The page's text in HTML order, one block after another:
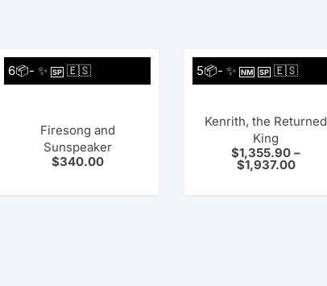
6📦- ✨ SP 🇪🇸
Firesong and
Sunspeaker
$340.00
5📦- ✨ NM SP 🇪🇸
Kenrith, the Returned
King
$1,355.90 –
$1,937.00